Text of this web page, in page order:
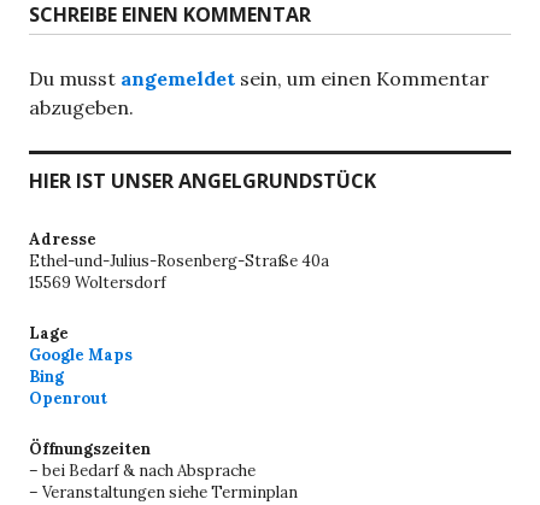
SCHREIBE EINEN KOMMENTAR
Du musst angemeldet sein, um einen Kommentar
abzugeben.
HIER IST UNSER ANGELGRUNDSTÜCK
Adresse
Ethel-und-Julius-Rosenberg-Straße 40a
15569 Woltersdorf
Lage
Google Maps
Bing
Openrout
Öffnungszeiten
– bei Bedarf & nach Absprache
– Veranstaltungen siehe Terminplan